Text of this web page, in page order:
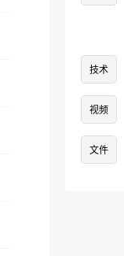
技术
视频
文件